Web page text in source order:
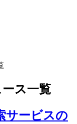
ス一覧
サービスの